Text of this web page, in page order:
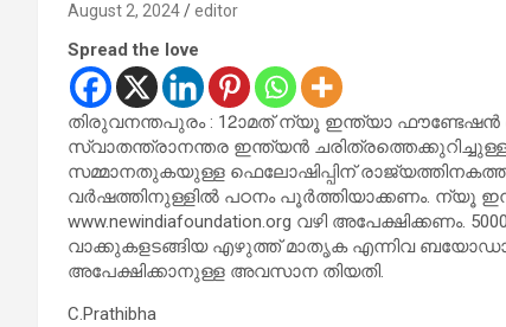
August 2, 2024 editor
Spread the love
തിരുവനന്തപുരം : 12ാമത് ന്യൂ ഇന്ത്യാ ഫൗണ്ടേഷന്‍
സ്വാതന്ത്രാനന്തര ഇന്ത്യന്‍
സമ്മാനതുകയുള്ള ഫെലോഷിപ്പിന്
വര്‍ഷത്തിനുള്ളില്‍ പഠനം പൂര്‍ത്തിയാക്കണം. ന്യൂ
www.newindiafoundation.org വഴി അപേക്ഷിക്കണം.
വാക്കുകളടങ്ങിയ എഴുത്ത് മാതൃക എന്നിവ
അപേക്ഷിക്കാനുള്ള അവസാന തിയതി.
C.Prathibha